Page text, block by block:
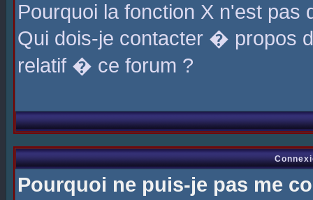
Pourquoi la fonction X n'est pas
Qui dois-je contacter � propos
relatif � ce forum ?
Pourquoi ne puis-je pas me